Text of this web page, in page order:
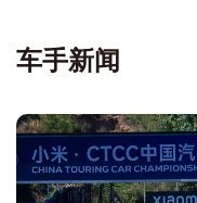
车手新闻